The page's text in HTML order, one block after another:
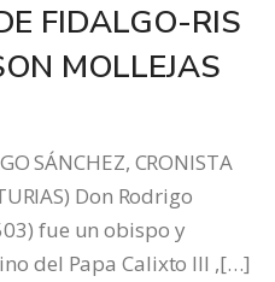
FIDALGO-RIS
MOLLEJAS
SÁNCHEZ, CRONISTA
Don Rodrigo
fue un obispo y
del Papa Calixto III ,[…]